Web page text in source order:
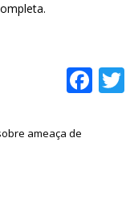
F
ameaça de